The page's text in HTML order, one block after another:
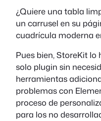
¿Quiere una tabla
un carrusel en su
cuadrícula moderna
Pues bien, StoreKit
solo plugin sin
herramientas
problemas con
proceso de
para los no